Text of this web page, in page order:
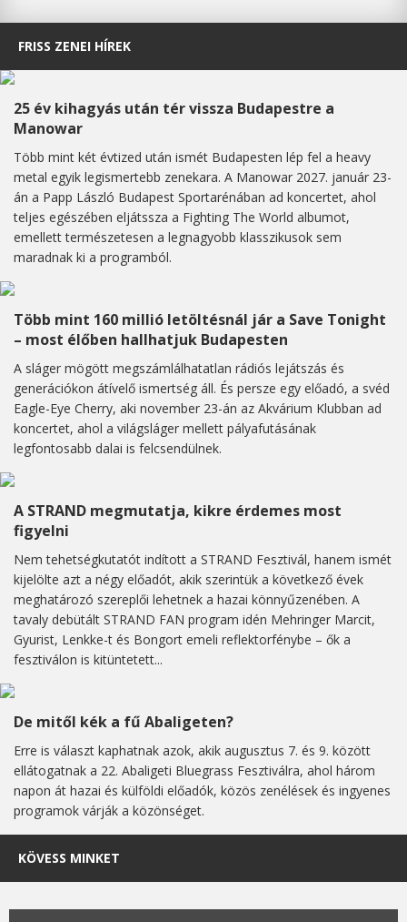
FRISS ZENEI HÍREK
25 év kihagyás után tér vissza Budapestre a
Manowar
Több mint két évtized után ismét Budapesten lép fel a heavy
metal egyik legismertebb zenekara. A Manowar 2027. január 23-
án a Papp László Budapest Sportarénában ad koncertet, ahol
teljes egészében eljátssza a Fighting The World albumot,
emellett természetesen a legnagyobb klasszikusok sem
maradnak ki a programból.
Több mint 160 millió letöltésnál jár a Save Tonight
– most élőben hallhatjuk Budapesten
A sláger mögött megszámlálhatatlan rádiós lejátszás és
generációkon átívelő ismertség áll. És persze egy előadó, a svéd
Eagle-Eye Cherry, aki november 23-án az Akvárium Klubban ad
koncertet, ahol a világsláger mellett pályafutásának
legfontosabb dalai is felcsendülnek.
A STRAND megmutatja, kikre érdemes most
figyelni
Nem tehetségkutatót indított a STRAND Fesztivál, hanem ismét
kijelölte azt a négy előadót, akik szerintük a következő évek
meghatározó szereplői lehetnek a hazai könnyűzenében. A
tavaly debütált STRAND FAN program idén Mehringer Marcit,
Gyurist, Lenkke-t és Bongort emeli reflektorfénybe – ők a
fesztiválon is kitüntetett...
De mitől kék a fű Abaligeten?
Erre is választ kaphatnak azok, akik augusztus 7. és 9. között
ellátogatnak a 22. Abaligeti Bluegrass Fesztiválra, ahol három
napon át hazai és külföldi előadók, közös zenélések és ingyenes
programok várják a közönséget.
KÖVESS MINKET